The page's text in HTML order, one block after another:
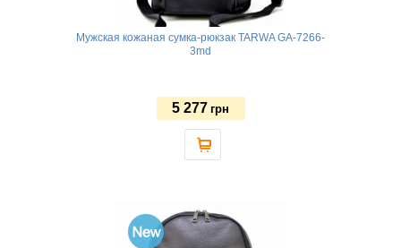
Мужская кожаная сумка-рюкзак TARWA GA-7266-
3md
5 277 грн